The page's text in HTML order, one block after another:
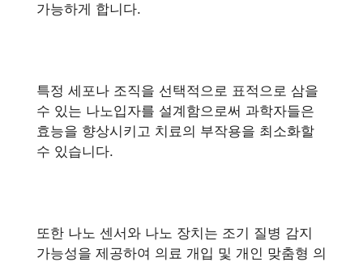
가능하게 합니다.
특정 세포나 조직을 선택적으로 표적으로 삼을
수 있는 나노입자를 설계함으로써 과학자들은
효능을 향상시키고 치료의 부작용을 최소화할
수 있습니다.
또한 나노 센서와 나노 장치는 조기 질병 감지
가능성을 제공하여 의료 개입 및 개인 맞춤형 의